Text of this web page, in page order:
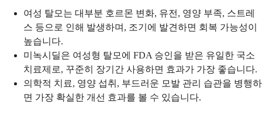
여성 탈모는 대부분 호르몬 변화, 유전, 영양 부족, 스트레
스 등으로 인해 발생하며, 조기에 발견하면 회복 가능성이
높습니다.
미녹시딜은 여성형 탈모에 FDA 승인을 받은 유일한 국소
치료제로, 꾸준히 장기간 사용하면 효과가 가장 좋습니다.
의학적 치료, 영양 섭취, 부드러운 모발 관리 습관을 병행하
면 가장 확실한 개선 효과를 볼 수 있습니다.